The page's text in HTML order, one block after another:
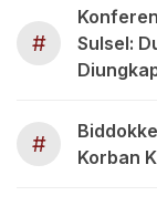
#
Sulsel:
#
Korban